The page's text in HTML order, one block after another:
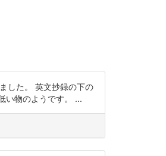
した。 英文抄録の下の
い物のようです。 ...